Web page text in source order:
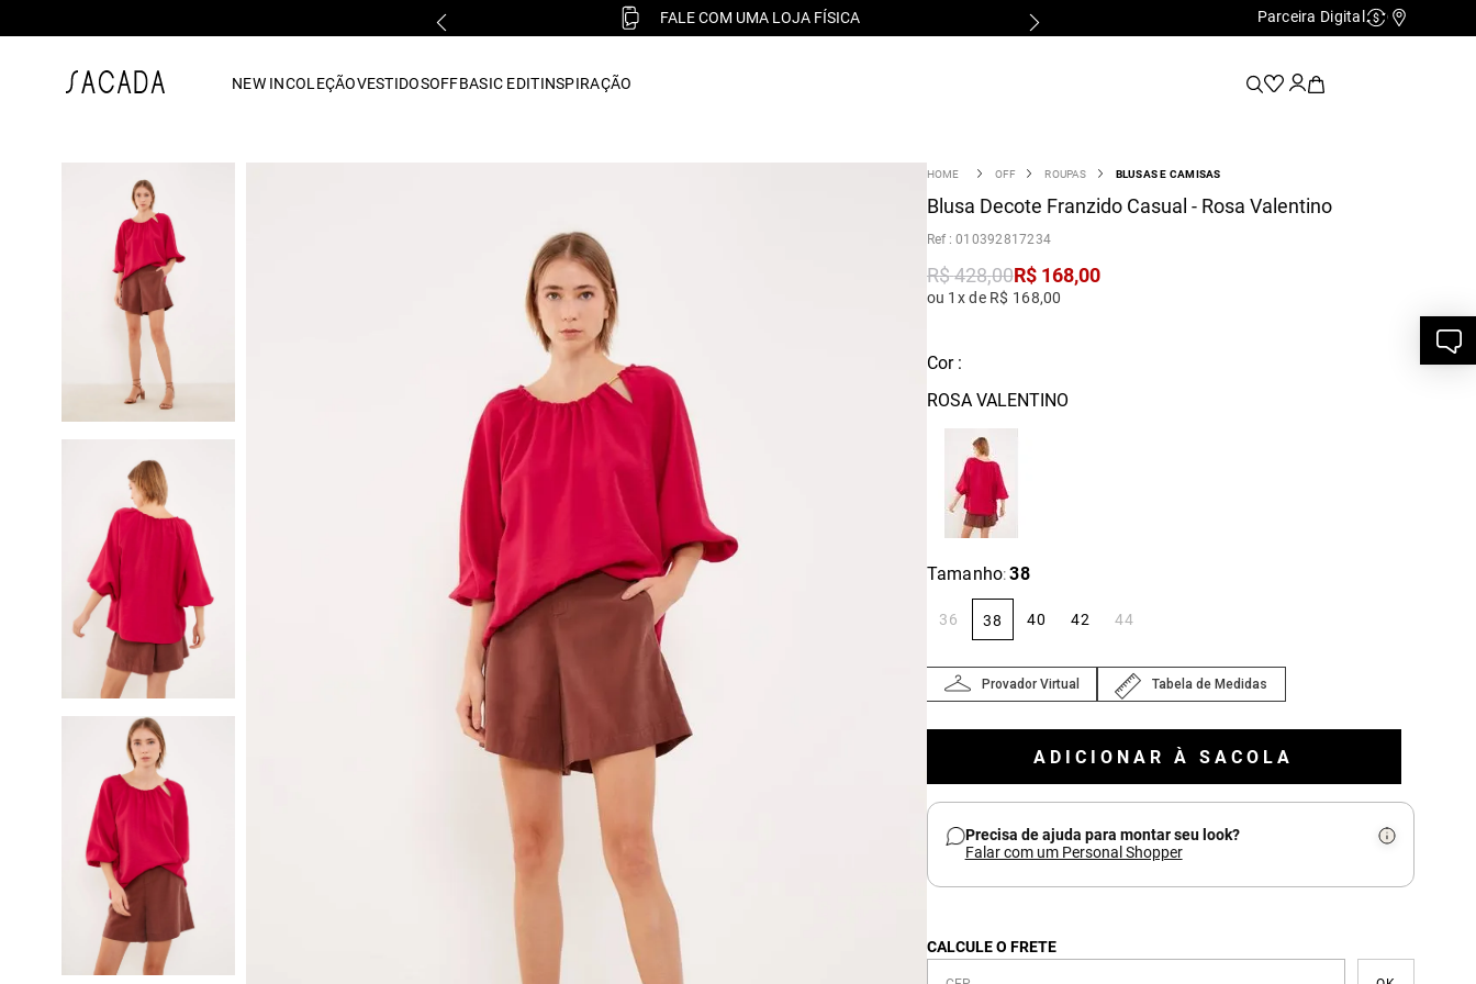
FALE COM UMA LOJA FÍSICA Parceira Digital Cashback
NEW INCOLEÇÃOVESTIDOSOFFBASIC EDITINSPIRAÇÃO
OFF ROUPAS BLUSAS E CAMISAS
Blusa Decote Franzido Casual - Rosa Valentino
:010392817234
R$428,00R$ 168,00
ou 1x de R$ 168,00
Cor :
ROSA VALENTINO
Tamanho: 38
36 38 40 42 44
Provador Virtual Tabela de Medidas
ADICIONAR À SACOLA
Precisa de ajuda para montar seu look?
Falar com um Personal Shopper
CALCULE O FRETE
vestido midi
vestido curto